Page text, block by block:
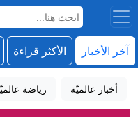
آخر الأخبار الأكثر قراءة
أخبار عالميّة رياضة